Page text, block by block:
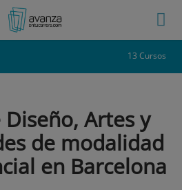
13 Cursos
Diseño, Artes y
de modalidad
en Barcelona